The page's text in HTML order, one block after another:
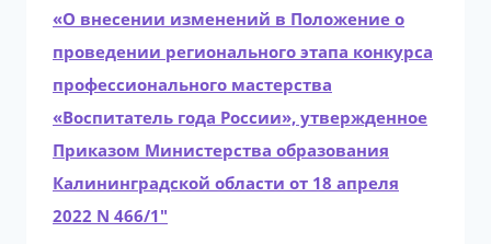
«О внесении изменений в Положение о
проведении регионального этапа конкурса
профессионального мастерства
«Воспитатель года России», утвержденное
Приказом Министерства образования
Калининградской области от 18 апреля
2022 N 466/1″